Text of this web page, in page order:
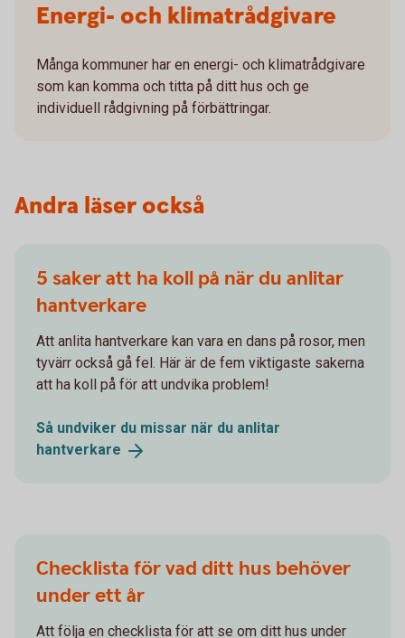
Energi- och klimatrådgivare
Många kommuner har en energi- och klimatrådgivare
som kan komma och titta på ditt hus och ge
individuell rådgivning på förbättringar.
Andra läser också
5 saker att ha koll på när du anlitar
hantverkare
Att anlita hantverkare kan vara en dans på rosor, men
tyvärr också gå fel. Här är de fem viktigaste sakerna
att ha koll på för att undvika problem!
Så undviker du missar när du anlitar
hantverkare
Checklista för vad ditt hus behöver
under ett år
Att följa en checklista för att se om ditt hus under